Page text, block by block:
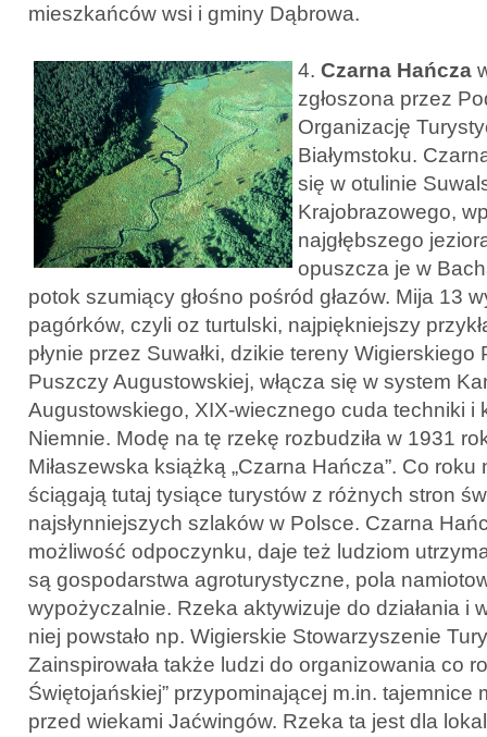
mieszkańców wsi i gminy Dąbrowa.
4. Czarna Hańcza
zgłoszona przez
Organizację
Białymstoku.
się w otulinie
Krajobrazowego,
najgłębszego
opuszcza je w
potok szumiący głośno pośród głazów. Mija 13
pagórków, czyli oz turtulski, najpiękniejszy
płynie przez Suwałki, dzikie tereny
Puszczy Augustowskiej, włącza się w system
Augustowskiego, XIX-wiecznego cuda techniki i
Niemnie. Modę na tę rzekę rozbudziła w 1931
Miłaszewska książką „Czarna Hańcza”. Co roku
ściągają tutaj tysiące turystów z różnych stron
najsłynniejszych szlaków w Polsce. Czarna
możliwość odpoczynku, daje też ludziom
są gospodarstwa agroturystyczne, pola
wypożyczalnie. Rzeka aktywizuje do działania i
niej powstało np. Wigierskie Stowarzyszenie
Zainspirowała także ludzi do organizowania co
Świętojańskiej” przypominającej m.in. tajemnice
przed wiekami Jaćwingów. Rzeka ta jest dla